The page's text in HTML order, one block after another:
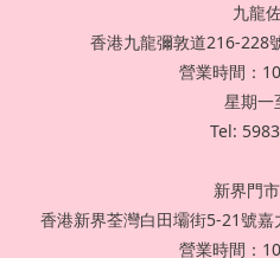
九龍
香港九龍彌敦道216-228
營業時間：
星期一
Tel:
新界門
香港新界荃灣白田壩街5-21號
營業時間：